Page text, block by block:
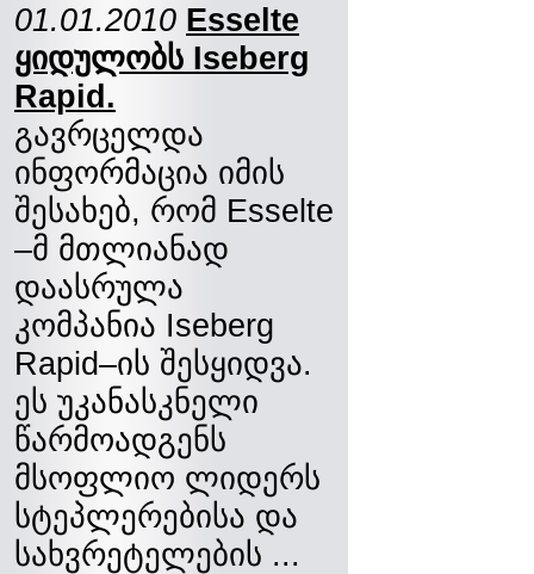
01.01.2010 Esselte
ყიდულობს Iseberg
Rapid.
გავრცელდა
ინფორმაცია იმის
შესახებ, რომ Esselte
–მ მთლიანად
დაასრულა
კომპანია Iseberg
Rapid–ის შესყიდვა.
ეს უკანასკნელი
წარმოადგენს
მსოფლიო ლიდერს
სტეპლერებისა და
სახვრეტელების ...